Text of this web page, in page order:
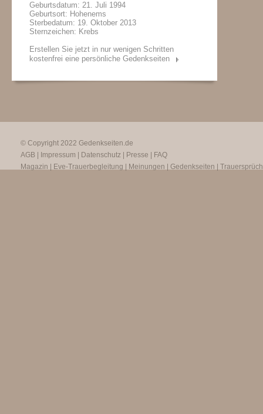
Geburtsdatum: 21. Juli 1994
Geburtsort: Hohenems
Sterbedatum: 19. Oktober 2013
Sternzeichen: Krebs
Erstellen Sie jetzt in nur wenigen Schritten
kostenfrei eine persönliche Gedenkseiten
© Copyright 2022 Gedenkseiten.de
AGB
Impressum Datenschutz Presse
FAQ
Magazin
Eve-Trauerbegleitung Meinungen Gedenkseiten